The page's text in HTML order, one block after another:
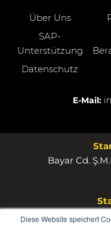
Diese Website speichert
Über Uns
SAP-
Unterstützung
Datenschutz
E-Mail:
Bayar Cd.
MDP Group AG